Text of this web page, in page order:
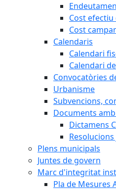
Cost efectiu
Cost
Calendaris
Calendari
Calendari
Convocatòries
Urbanisme
Subvencions,
Documents
Dictamens
Plens municipals
Juntes de govern
Marc d'integritat
Pla de Mesures